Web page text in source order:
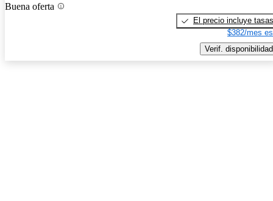
Buena oferta
El precio incluye tasas
$382/mes
Verif. disponibilidad